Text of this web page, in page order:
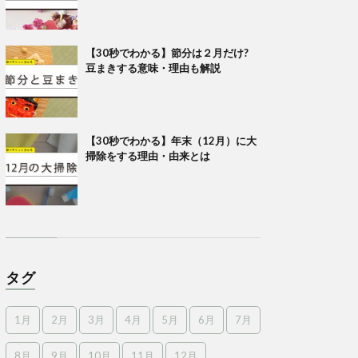
【30秒でわかる】節分は２月だけ?
豆まきする意味・理由も解説
【30秒でわかる】年末（12月）に大
掃除をする理由・由来とは
タグ
1月 2月 3月 4月 5月 6月 7月